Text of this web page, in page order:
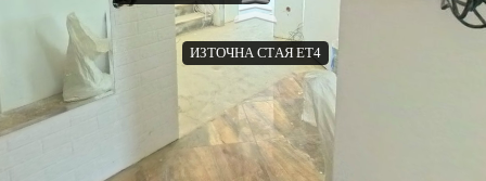
ИЗТОЧНА СТАЯ ЕТ4